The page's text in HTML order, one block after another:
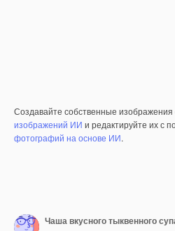
Создавайте собственные
изображений ИИ и редактируйте их с
фотографий на основе ИИ.
Чаша вкусного тыквенного